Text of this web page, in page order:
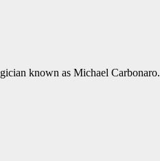
known as Michael Carbonaro.